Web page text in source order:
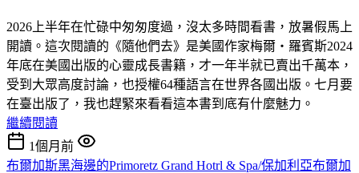
2026上半年在忙碌中匆匆度過，沒太多時間看書，放暑假馬上
開讀。這次閱讀的《隨他們去》是美國作家梅爾‧羅賓斯2024
年底在美國出版的心靈成長書籍，才一年半就已賣出千萬本，
受到大眾高度討論，也授權64種語言在世界各國出版。七月要
在臺出版了，我也趕緊來看看這本書到底有什麼魅力。
繼續閱讀
1個月前
布爾加斯黑海邊的Primoretz Grand Hotrl & Spa/保加利亞布爾加